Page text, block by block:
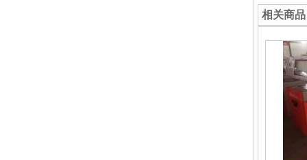
相关商品